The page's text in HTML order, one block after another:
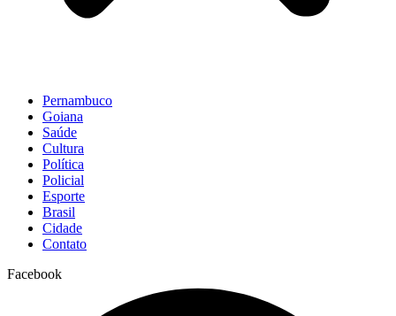
Pernambuco
Goiana
Saúde
Cultura
Política
Policial
Esporte
Brasil
Cidade
Contato
Facebook